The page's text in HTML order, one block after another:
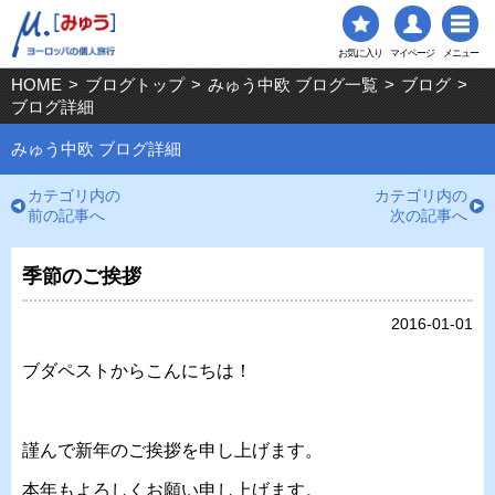
お気に入り マイページ メニュー
HOME > ブログトップ > みゅう中欧 ブログ一覧 > ブログ >
ブログ詳細
みゅう中欧 ブログ詳細
カテゴリ内の
前の記事へ
カテゴリ内の
次の記事へ
季節のご挨拶
2016-01-01
ブダペストからこんにちは！
謹んで新年のご挨拶を申し上げます。
本年もよろしくお願い申し上げます。